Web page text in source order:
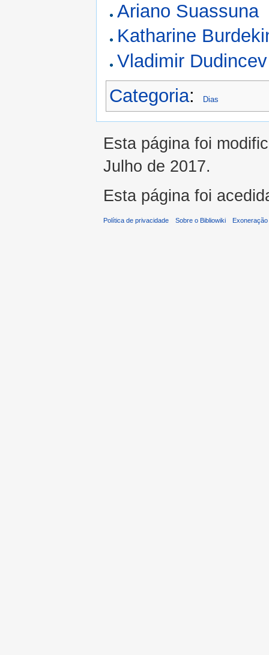
Ariano Suassuna
Katharine
Vladimir Dudincev
Categoria: Dias
Esta página foi
Julho de 2017.
Esta página foi
Política de privacidade Sobre o Bibliowiki